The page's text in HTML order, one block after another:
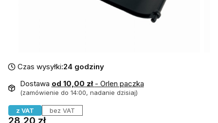
Czas wysyłki:24 godziny
Dostawa od 10,00 zł - Orlen paczka
(zamówienie do 14:00, nadanie dzisiaj)
z VAT bez VAT
Cena
28,20 zł